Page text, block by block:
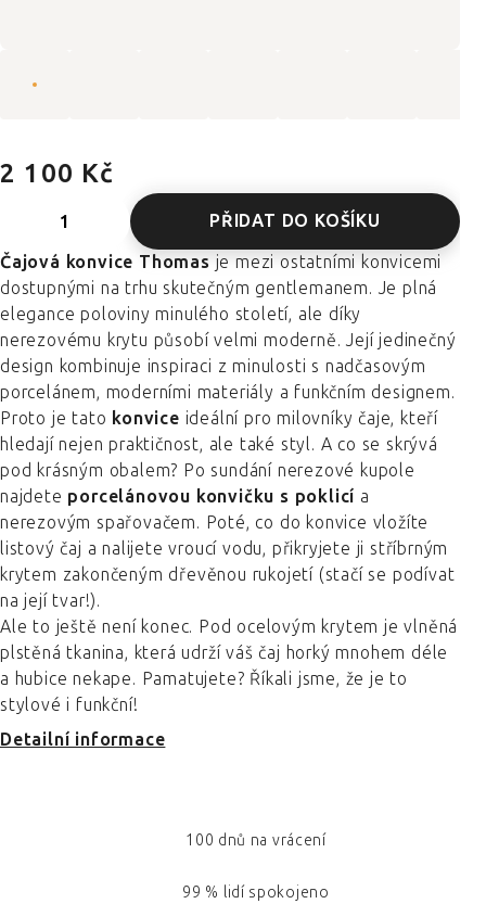
2 100 Kč
PŘIDAT DO KOŠÍKU
Čajová konvice Thomas je mezi ostatními konvicemi
dostupnými na trhu skutečným gentlemanem. Je plná
elegance poloviny minulého století, ale díky
nerezovému krytu působí velmi moderně. Její jedinečný
design kombinuje inspiraci z minulosti s nadčasovým
porcelánem, moderními materiály a funkčním designem.
Proto je tato konvice ideální pro milovníky čaje, kteří
hledají nejen praktičnost, ale také styl. A co se skrývá
pod krásným obalem? Po sundání nerezové kupole
najdete porcelánovou konvičku s poklicí a
nerezovým spařovačem. Poté, co do konvice vložíte
listový čaj a nalijete vroucí vodu, přikryjete ji stříbrným
krytem zakončeným dřevěnou rukojetí (stačí se podívat
na její tvar!).
Ale to ještě není konec. Pod ocelovým krytem je vlněná
plstěná tkanina, která udrží váš čaj horký mnohem déle
a hubice nekape. Pamatujete? Říkali jsme, že je to
stylové i funkční!
Detailní informace
100 dnů na vrácení
99 % lidí spokojeno